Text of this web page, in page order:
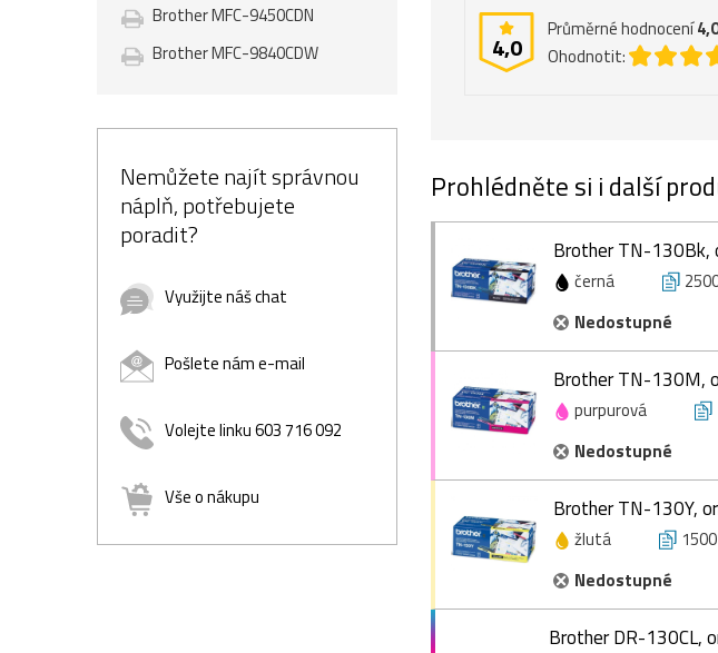
Brother MFC-9450CDN
Brother MFC-9840CDW
Nemůžete najít správnou
náplň, potřebujete
poradit?
Využijte náš chat
Pošlete nám e-mail
Volejte linku 603 716 092
Vše o nákupu
4,0
Průměrné hodnocení4,0
Ohodnotit:
Prohlédněte si i další
Brother TN-130Bk,
černá
Nedostupné
Brother TN-130M,
purpurová
Nedostupné
Brother TN-130Y,
žlutá
Nedostupné
Brother DR-130CL,